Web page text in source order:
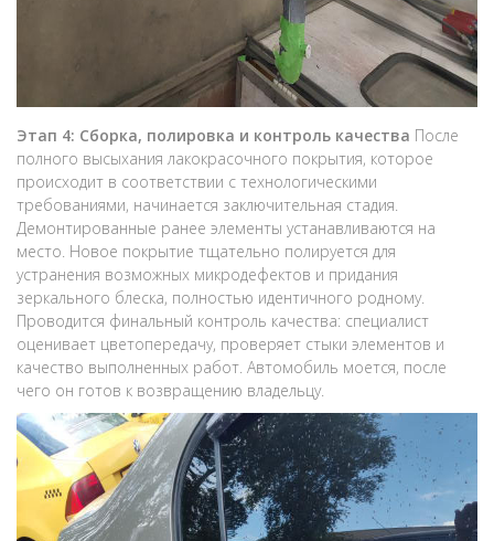
Этап 4: Сборка, полировка и контроль качества После
полного высыхания лакокрасочного покрытия, которое
происходит в соответствии с технологическими
требованиями, начинается заключительная стадия.
Демонтированные ранее элементы устанавливаются на
место. Новое покрытие тщательно полируется для
устранения возможных микродефектов и придания
зеркального блеска, полностью идентичного родному.
Проводится финальный контроль качества: специалист
оценивает цветопередачу, проверяет стыки элементов и
качество выполненных работ. Автомобиль моется, после
чего он готов к возвращению владельцу.